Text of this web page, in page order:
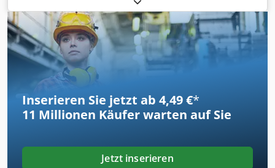
Bauform: B5 Winkel -Durchmesser Welle: Ø 9 mm -
Schutzart: -Preis: pro Stück -Anzahl: 2x vorhanden -
Abmessungen: Codsckd E Ropfx Alcjha -Gewicht: 4 kg
Inserieren Sie jetzt ab 4,49 €*
11 Millionen Käufer warten auf Sie
Jetzt inserieren